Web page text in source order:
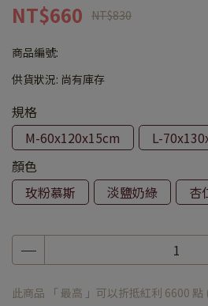
NT$660 NT$830
商品編號:
供貨狀況: 尚有庫存
規格
M-60x120x15cm
L-
顏色
玫粉慕斯
淡鹽奶綠 杏
此商品 「 最高 」可以折抵紅利 6600 點